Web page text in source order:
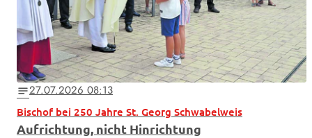
notes27.07.2026 08:13
Bischof bei 250 Jahre St. Georg Schwabelweis
Aufrichtung, nicht Hinrichtung